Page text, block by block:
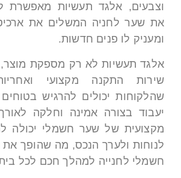
וצבעים, אלגד תעשיות מאפשרת
את שער לחניה המשלים את
ומעניק לו פנים חדשות.
אלגד תעשיות לא רק מספקת
שירות התקנה מקצועי
שהלקוחות יכולים להרגיש
יעבוד בצורה אמינה וחלקה
מקצועית של שער חשמלי יכולה
לנוחות ולערך הנכס, מה שהופך
חשמלי לחנייה למהלך חכם לכל